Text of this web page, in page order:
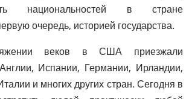
национальностей в стране
очередь, историей государства.
веков в США приезжали
Испании, Германии, Ирландии,
и многих других стран. Сегодня в